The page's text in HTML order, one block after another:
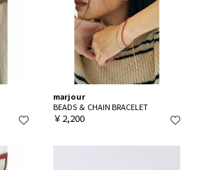
marjour
BEADS ＆ CHAIN BRACELET
￥2,200